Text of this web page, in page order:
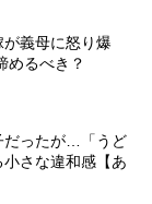
義母に怒り爆
めるべき？
だったが…「うど
さな違和感【あ